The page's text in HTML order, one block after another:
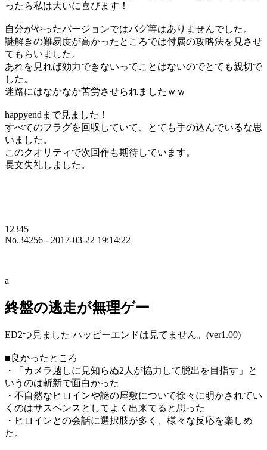
ったら私は大いに喜びます！
自分がやったバージョンではバグ等はありませんでした。
謎解きの難易度が高かったところでは付属の攻略法を見させ
てもらいました。
あれを見れば効力できないってことはないのでとても親切で
した。
迷路にはなかなか苦労させられましたｗｗ
happyendまで見ました！
すべてのフラグを回収していて、とても手の込んでいるな思
いました。
このクオリティで次回作も期待しています。
長文失礼しました。
12345
No.34256 - 2017-03-22 19:14:22
a
終盤の逃走が無理ゲー
ED2つ見ました ハッピーエンドは見てません。(ver1.00)
■良かったところ
・「カメラ越しに見知らぬ2人が協力して脱出を目指す」と
いうのは斬新で面白かった
・不自然なヒロインや謎の屋敷について徐々に明かされてい
くのはサスペンスとしてよく出来てると思った
・ヒロインとの会話に選択肢が多く、様々な反応を楽しめ
た。